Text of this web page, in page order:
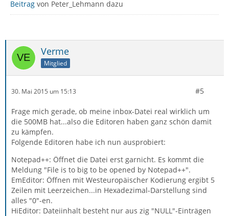
Beitrag von Peter_Lehmann dazu
Verme
Mitglied
30. Mai 2015 um 15:13 #5
Frage mich gerade, ob meine inbox-Datei real wirklich um
die 500MB hat...also die Editoren haben ganz schön damit
zu kämpfen.
Folgende Editoren habe ich nun ausprobiert:
Notepad++: Öffnet die Datei erst garnicht. Es kommt die
Meldung "File is to big to be opened by Notepad++".
EmEditor: Öffnen mit Westeuropäischer Kodierung ergibt 5
Zeilen mit Leerzeichen...in Hexadezimal-Darstellung sind
alles "0"-en.
HiEditor: Dateiinhalt besteht nur aus zig "NULL"-Einträgen